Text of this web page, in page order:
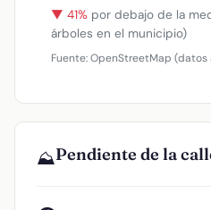
▼ 41% por debajo de la
árboles en el municipio)
Fuente: OpenStreetMap
⛰️Pendiente de la